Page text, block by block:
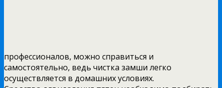
профессионалов, можно справиться и
самостоятельно, ведь чистка замши легко
осуществляется в домашних условиях.